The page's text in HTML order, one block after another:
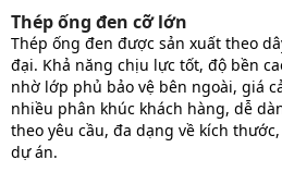
Thép ống đen cỡ lớn
Thép ống đen được sản xuất theo
đại. Khả năng chịu lực tốt, độ bền
nhờ lớp phủ bảo vệ bên ngoài, giá
nhiều phân khúc khách hàng, dễ
theo yêu cầu, đa dạng về kích
dự án.